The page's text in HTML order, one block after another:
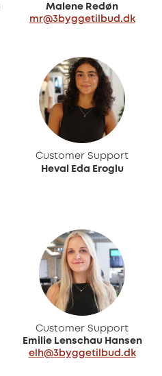
Malene Redøn
mr@3byggetilbud.dk
Customer Support
Heval Eda Eroglu
Customer Support
Emilie Lenschau Hansen
elh@3byggetilbud.dk